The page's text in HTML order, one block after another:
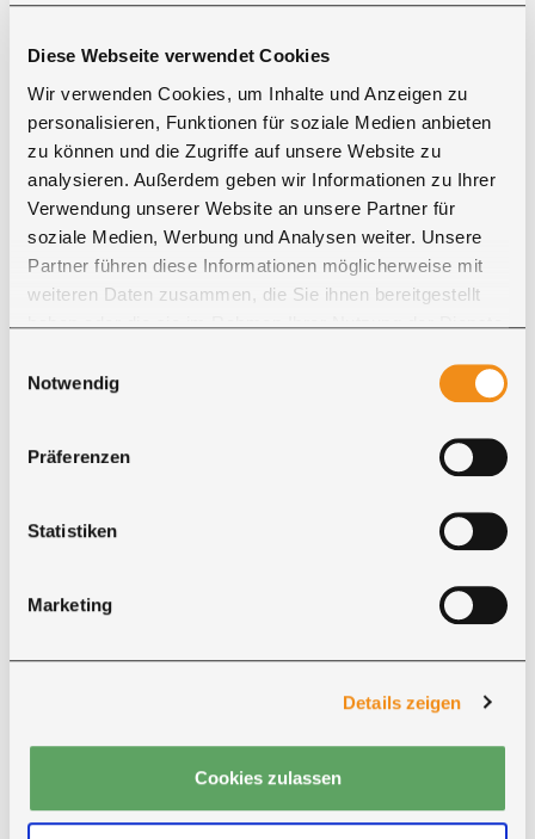
Diese Webseite verwendet Cookies
Wir verwenden Cookies, um Inhalte und Anzeigen zu
personalisieren, Funktionen für soziale Medien anbieten
zu können und die Zugriffe auf unsere Website zu
analysieren. Außerdem geben wir Informationen zu Ihrer
Verwendung unserer Website an unsere Partner für
soziale Medien, Werbung und Analysen weiter. Unsere
Partner führen diese Informationen möglicherweise mit
weiteren Daten zusammen, die Sie ihnen bereitgestellt
haben oder die sie im Rahmen Ihrer Nutzung der Dienste
Cookies, wenn Sie unsere Webseite weiterhin nutzen.
Notwendig
Präferenzen
Statistiken
Marketing
Details zeigen
Cookies zulassen
Marzana G.
und ist immer wieder ein Hingucker. Das Board ist super
schön verarbeitet und wir sind sehr zufrieden ..."
Ina H.
" ... wir lieben unser Sideboard voll und ganz... Alles war
top, Lieferung perfekt ..."
RAL-Wunschfarbe
Der Korpus, die Fronten sowie Gestell/Füße Ihres neuen
Schrankes können in Ihrer gewünschten RAL-Farbe
Anzahl an normierten Farbtönen, welche von der RAL
gGmbH erstellt und verwaltet werden. Im Jahr 1927
bestand die Normung lediglich nur aus 40 Farben.
Mittlerweile gibt es über 2.500 RAL Farben, welche in
bestimmender Standard sind. Anbei erhalten Sie einen
eine Farbe entschieden haben, können Sie dies im
Bemerkungsfeld während des Bestellvorgangs angeben